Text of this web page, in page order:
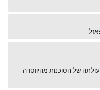
של הסוכנות מהיווסדה